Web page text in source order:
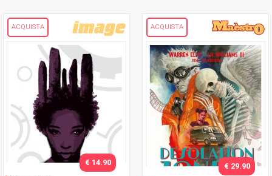
ACQUISTA
€ 14.90
ACQUISTA
€ 29.90